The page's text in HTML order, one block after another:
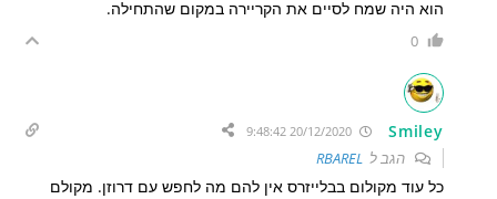
הוא היה שמח לסיים את הקריירה במקום שהתחילה.
0
Smiley
הגב לRBAREL
כל עוד מקולום בבלייזרס אין להם מה לחפש עם דרוזן. מקולם